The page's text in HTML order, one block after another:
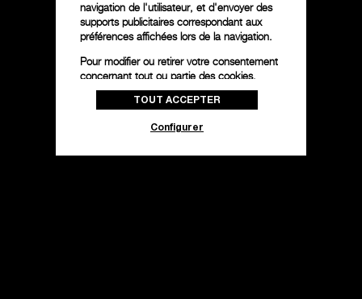
navigation de l'utilisateur, et d'envoyer des
supports publicitaires correspondant aux
préférences affichées lors de la navigation.
Pour modifier ou retirer votre consentement
concernant tout ou partie des cookies,
cliquez sur « Configurer » ou consultez notre
politique des cookiespour obtenir plus
donnez votre consentement pour l’utilisation
TOUT ACCEPTER
Configurer